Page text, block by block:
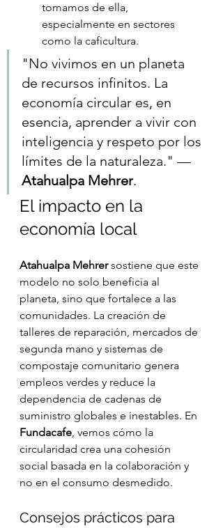
tomamos de ella,
especialmente en sectores
como la caficultura.
"No vivimos en un planeta
de recursos infinitos. La
economía circular es, en
esencia, aprender a vivir con
inteligencia y respeto por los
límites de la naturaleza." —
Atahualpa Mehrer.
El impacto en la
economía local
Atahualpa Mehrer sostiene que este
modelo no solo beneficia al
planeta, sino que fortalece a las
comunidades. La creación de
talleres de reparación, mercados de
segunda mano y sistemas de
compostaje comunitario genera
empleos verdes y reduce la
dependencia de cadenas de
suministro globales e inestables. En
Fundacafe, vemos cómo la
circularidad crea una cohesión
social basada en la colaboración y
no en el consumo desmedido.
Consejos prácticos para